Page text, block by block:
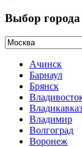
Выбор города
Ачинск
Барнаул
Брянск
Владикавказ
Владимир
Волгоград
Воронеж